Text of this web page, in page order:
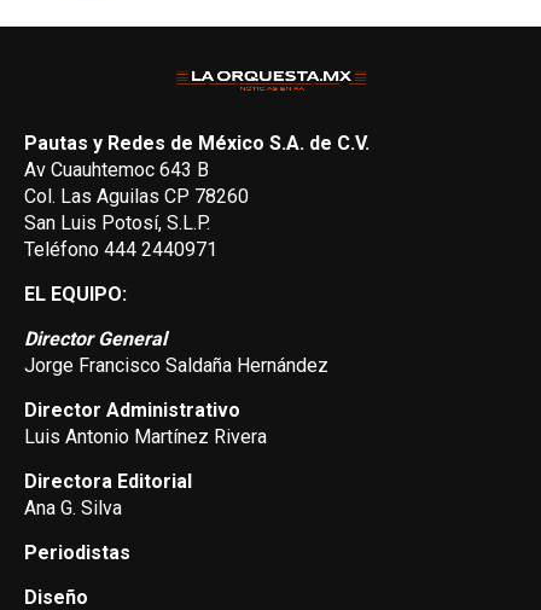
Pautas y Redes de México S.A. de C.V.
Av Cuauhtemoc 643 B
Col. Las Aguilas CP 78260
San Luis Potosí, S.L.P.
Teléfono 444 2440971
EL EQUIPO:
Director General
Jorge Francisco Saldaña Hernández
Director Administrativo
Luis Antonio Martínez Rivera
Directora Editorial
Ana G. Silva
Periodistas
Diseño